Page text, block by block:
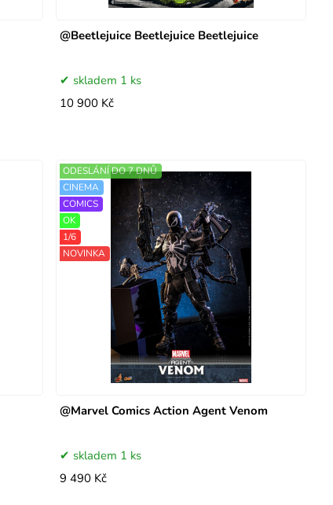
@Beetlejuice Beetlejuice Beetlejuice
skladem 1 ks
10 900 Kč
@Marvel Comics Action Agent Venom
ODESLÁNÍ DO 7 DNŮ
CINEMA
COMICS
OK
1/6
NOVINKA
skladem 1 ks
9 490 Kč